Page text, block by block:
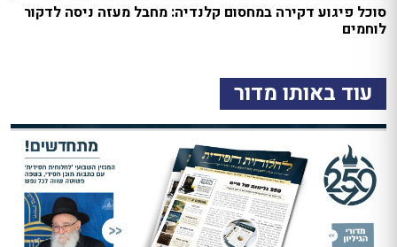
סוכל פיגוע דקירה במחסום קלנדיה: מחבל מעזה ניסה לדקור
לוחמים
עוד באותו מדור